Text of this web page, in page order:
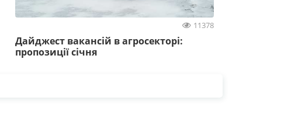
11378
Дайджест вакансій в агросекторі:
пропозиції січня